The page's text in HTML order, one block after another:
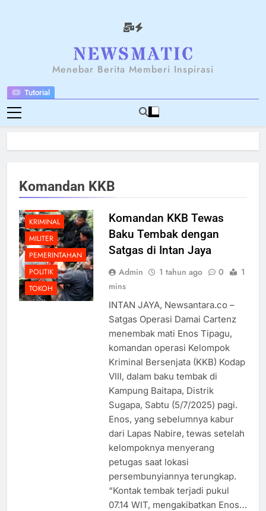
Tutorial
NEWSANTARA
Menebar Berita Memberi Inspirasi
Komandan KKB
BREAKING NEWS
KRIMINAL
MILITER
PEMERINTAHAN
POLITIK
TOKOH
Komandan KKB Tewas
Baku Tembak dengan
Satgas di Intan Jaya
Admin 1 tahun ago 0
1
mins
INTAN JAYA, Newsantara.co –
Satgas Operasi Damai Cartenz
menembak mati Enos Tipagu,
komandan operasi Kelompok
Kriminal Bersenjata (KKB) Kodap
VIII, dalam baku tembak di
Kampung Baitapa, Distrik
Sugapa, Sabtu (5/7/2025) pagi.
Enos, yang sebelumnya kabur
dari Lapas Nabire, tewas setelah
kelompoknya menyerang
petugas saat lokasi
persembunyiannya terungkap.
“Kontak tembak terjadi pukul
07.14 WIT, mengakibatkan Enos…